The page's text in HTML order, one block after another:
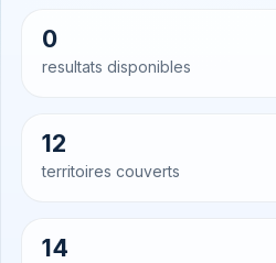
0
resultats disponibles
12
territoires couverts
14